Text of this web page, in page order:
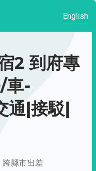
English
2 到府專
車-
通|接駁|
跨縣市出差